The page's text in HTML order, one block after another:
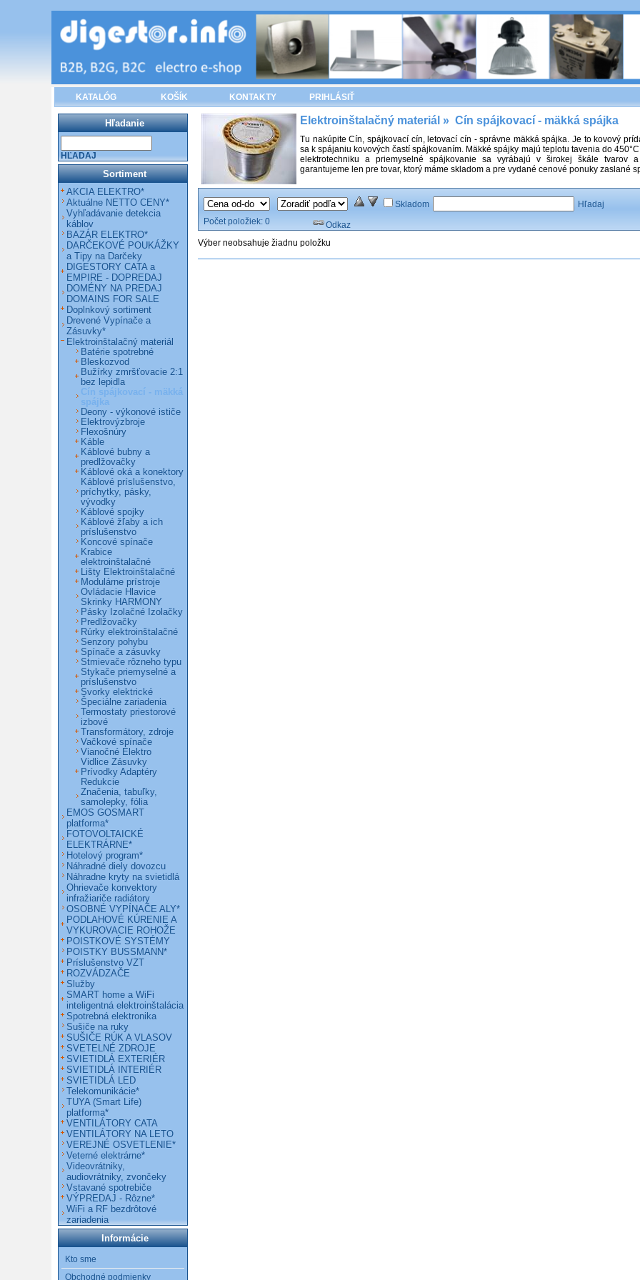
KATALÓG KOŠÍK KONTAKTY PRIHLÁSIŤ
Elektroinštalačný materiál » Cín spájkovací - mäkká spájka
Tu nakúpite Cín, spájkovací cín, letovací cín - správne mäkká spájka. Je to kovový
sa k spájaniu kovových častí spájkovaním. Mäkké spájky majú teplotu tavenia do
elektrotechniku a priemyselné spájkovanie sa vyrábajú v širokej škále tvarov
garantujeme len pre tovar, ktorý máme skladom a pre vydané cenové ponuky zaslané
Skladom
Hľadaj
Počet položiek: 0
Odkaz
Výber neobsahuje žiadnu položku
Hľadanie
HĽADAJ
Sortiment
AKCIA ELEKTRO*
Aktuálne NETTO CENY*
Vyhľadávanie detekcia
káblov
BAZÁR ELEKTRO*
DARČEKOVÉ POUKÁŽKY
a Tipy na Darčeky
DIGESTORY CATA a
EMPIRE - DOPREDAJ
DOMÉNY NA PREDAJ
DOMAINS FOR SALE
Doplnkový sortiment
Drevené Vypínače a
Zásuvky*
Elektroinštalačný materiál
Batérie spotrebné
Bleskozvod
Bužírky zmršťovacie 2:1
bez lepidla
Cín spájkovací - mäkká
spájka
Deony - výkonové ističe
Elektrovýzbroje
Flexošnúry
Káble
Káblové bubny a
predlžovačky
Káblové oká a konektory
Káblové príslušenstvo,
príchytky, pásky,
vývodky
Káblové spojky
Káblové žľaby a ich
príslušenstvo
Koncové spínače
Krabice
elektroinštalačné
Lišty Elektroinštalačné
Modulárne prístroje
Ovládacie Hlavice
Skrinky HARMONY
Pásky Izolačné Izolačky
Predlžovačky
Rúrky elektroinštalačné
Senzory pohybu
Spínače a zásuvky
Stmievače rôzneho typu
Stykače priemyselné a
príslušenstvo
Svorky elektrické
Špeciálne zariadenia
Termostaty priestorové
izbové
Transformátory, zdroje
Vačkové spínače
Vianočné Elektro
Vidlice Zásuvky
Prívodky Adaptéry
Redukcie
Značenia, tabuľky,
samolepky, fólia
EMOS GOSMART
platforma*
FOTOVOLTAICKÉ
ELEKTRÁRNE*
Hotelový program*
Náhradné diely dovozcu
Náhradne kryty na svietidlá
Ohrievače konvektory
infražiariče radiátory
OSOBNÉ VYPÍNAČE ALY*
PODLAHOVÉ KÚRENIE A
VYKUROVACIE ROHOŽE
POISTKOVÉ SYSTÉMY
POISTKY BUSSMANN*
Príslušenstvo VZT
ROZVÁDZAČE
Služby
SMART home a WiFi
inteligentná elektroinštalácia
Spotrebná elektronika
Sušiče na ruky
SUŠIČE RÚK A VLASOV
SVETELNÉ ZDROJE
SVIETIDLÁ EXTERIÉR
SVIETIDLÁ INTERIÉR
SVIETIDLÁ LED
Telekomunikácie*
TUYA (Smart Life)
platforma*
VENTILÁTORY CATA
VENTILÁTORY NA LETO
VEREJNÉ OSVETLENIE*
Veterné elektrárne*
Videovrátniky,
audiovrátniky, zvončeky
Vstavané spotrebiče
VÝPREDAJ - Rôzne*
WiFi a RF bezdrôtové
zariadenia
Informácie
Kto sme
Obchodné podmienky